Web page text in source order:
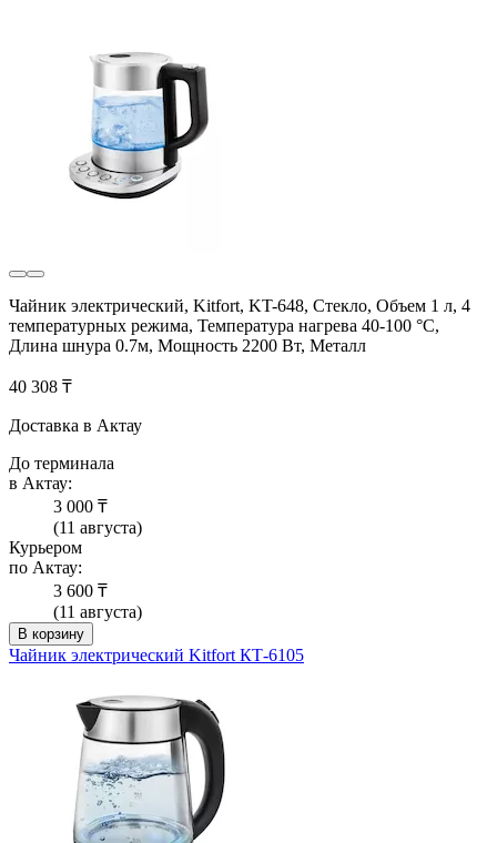
Чайник электрический, Kitfort, KT-648, Стекло, Объем 1 л, 4
температурных режима, Температура нагрева 40-100 °C,
Длина шнура 0.7м, Мощность 2200 Вт, Металл
40 308 ₸
Доставка в Актау
До терминала
в Актау:
3 000 ₸
(11 августа)
Курьером
по Актау:
3 600 ₸
(11 августа)
В корзину
Чайник электрический Kitfort КТ-6105